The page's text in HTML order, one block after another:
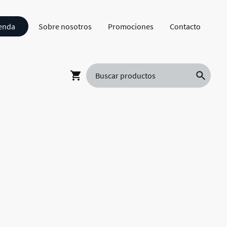
Sobre nosotros Promociones Contacto